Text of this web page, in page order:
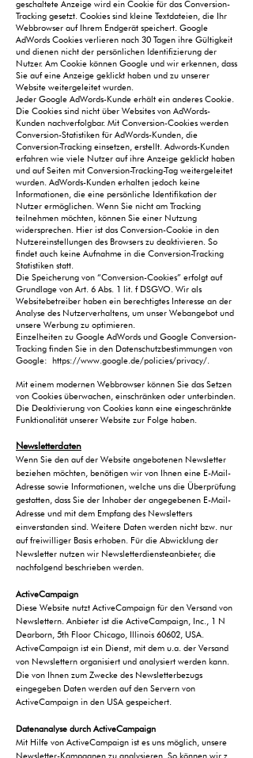
geschaltete Anzeige wird ein Cookie für das Conversion-
Tracking gesetzt. Cookies sind kleine Textdateien, die Ihr
Webbrowser auf Ihrem Endgerät speichert. Google
AdWords Cookies verlieren nach 30 Tagen ihre Gültigkeit
und dienen nicht der persönlichen Identifizierung der
Nutzer. Am Cookie können Google und wir erkennen, dass
Sie auf eine Anzeige geklickt haben und zu unserer
Website weitergeleitet wurden.
Jeder Google AdWords-Kunde erhält ein anderes Cookie.
Die Cookies sind nicht über Websites von AdWords-
Kunden nachverfolgbar. Mit Conversion-Cookies werden
Conversion-Statistiken für AdWords-Kunden, die
Conversion-Tracking einsetzen, erstellt. Adwords-Kunden
erfahren wie viele Nutzer auf ihre Anzeige geklickt haben
und auf Seiten mit Conversion-Tracking-Tag weitergeleitet
wurden. AdWords-Kunden erhalten jedoch keine
Informationen, die eine persönliche Identifikation der
Nutzer ermöglichen. Wenn Sie nicht am Tracking
teilnehmen möchten, können Sie einer Nutzung
widersprechen. Hier ist das Conversion-Cookie in den
Nutzereinstellungen des Browsers zu deaktivieren. So
findet auch keine Aufnahme in die Conversion-Tracking
Statistiken statt.
Die Speicherung von “Conversion-Cookies” erfolgt auf
Grundlage von Art. 6 Abs. 1 lit. f DSGVO. Wir als
Websitebetreiber haben ein berechtigtes Interesse an der
Analyse des Nutzerverhaltens, um unser Webangebot und
unsere Werbung zu optimieren.
Einzelheiten zu Google AdWords und Google Conversion-
Tracking finden Sie in den Datenschutzbestimmungen von
Google: https://www.google.de/policies/privacy/.
Mit einem modernen Webbrowser können Sie das Setzen
von Cookies überwachen, einschränken oder unterbinden.
Die Deaktivierung von Cookies kann eine eingeschränkte
Funktionalität unserer Website zur Folge haben.
Newsletterdaten
Wenn Sie den auf der Website angebotenen Newsletter
beziehen möchten, benötigen wir von Ihnen eine E-Mail-
Adresse sowie Informationen, welche uns die Überprüfung
gestatten, dass Sie der Inhaber der angegebenen E-Mail-
Adresse und mit dem Empfang des Newsletters
einverstanden sind. Weitere Daten werden nicht bzw. nur
auf freiwilliger Basis erhoben. Für die Abwicklung der
Newsletter nutzen wir Newsletterdiensteanbieter, die
nachfolgend beschrieben werden.
ActiveCampaign
Diese Website nutzt ActiveCampaign für den Versand von
Newslettern. Anbieter ist die ActiveCampaign, Inc., 1 N
Dearborn, 5th Floor Chicago, Illinois 60602, USA.
ActiveCampaign ist ein Dienst, mit dem u.a. der Versand
von Newslettern organisiert und analysiert werden kann.
Die von Ihnen zum Zwecke des Newsletterbezugs
eingegeben Daten werden auf den Servern von
ActiveCampaign in den USA gespeichert.
Datenanalyse durch ActiveCampaign
Mit Hilfe von ActiveCampaign ist es uns möglich, unsere
Newsletter-Kampagnen zu analysieren. So können wir z.